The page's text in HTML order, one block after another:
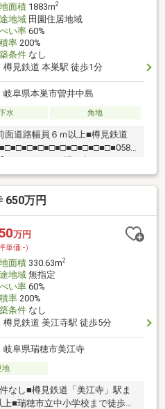
面積1883m2
地域田園住居地域
い率60%
率200%
条件なし
樽見鉄道 本巣駅 徒歩1分
岐阜県本巣市曽井中島
水 角地
道路幅員６ｍ以上■樽見鉄道
い看板・黄色い車を見かけたこ
不動産です！岐阜を知っている
しも住まい探しも建築も不動
保有物件1000件以上！
650万円
万円
単価:-）
面積330.63m2
地域無指定
い率60%
率200%
条件なし
樽見鉄道 美江寺駅 徒歩5分
岐阜県瑞穂市美江寺
地
なし■樽見鉄道「美江寺」駅ま
■瑞穂市立中小学校まで徒歩８